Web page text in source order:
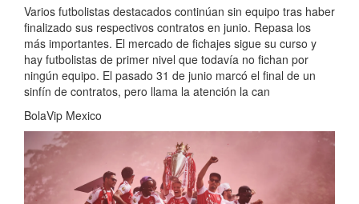
Varios futbolistas destacados continúan sin equipo tras haber
finalizado sus respectivos contratos en junio. Repasa los
más importantes. El mercado de fichajes sigue su curso y
hay futbolistas de primer nivel que todavía no fichan por
ningún equipo. El pasado 31 de junio marcó el final de un
sinfín de contratos, pero llama la atención la can
BolaVip Mexico